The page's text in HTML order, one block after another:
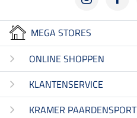
MEGA STORES
ONLINE SHOPPEN
KLANTENSERVICE
KRAMER PAARDENSPORT